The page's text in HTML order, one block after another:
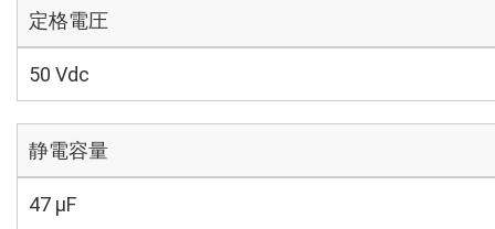
定格電圧
50 Vdc
静電容量
47 µF